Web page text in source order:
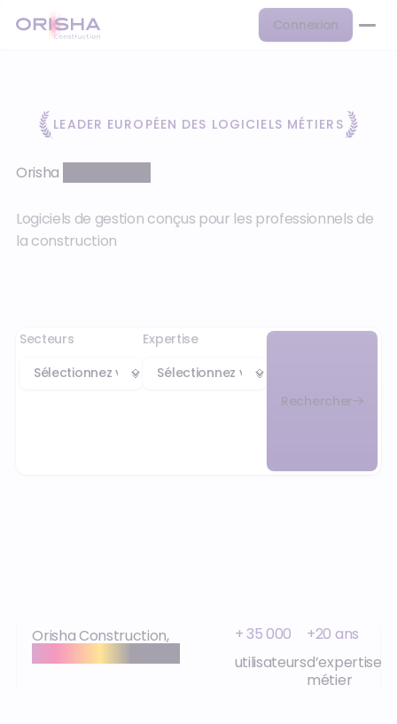
Connexion
LEADER EUROPÉEN DES LOGICIELS MÉTIERS
Orisha
Logiciels de gestion conçus pour les professionnels de
la construction
Secteurs Expertise
Rechercher
Orisha Construction,
+ 35 000
utilisateurs
+20 ans
d’expertise
métier